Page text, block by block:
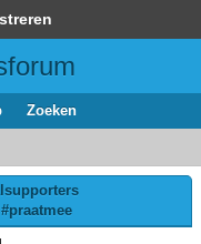
Zoeken